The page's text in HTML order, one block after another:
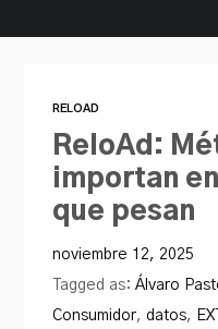
Contacto
PRODU.com
RELOAD
ReloAd:
importan
que pesan
noviembre 12, 2025
Tagged as:Álvaro
Consumidor,datos,